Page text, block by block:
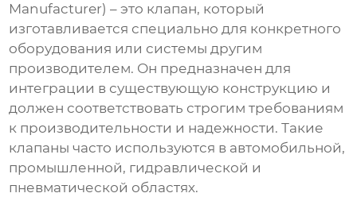
Manufacturer) – это клапан, который
изготавливается специально для конкретного
оборудования или системы другим
производителем. Он предназначен для
интеграции в существующую конструкцию и
должен соответствовать строгим требованиям
к производительности и надежности. Такие
клапаны часто используются в автомобильной,
промышленной, гидравлической и
пневматической областях.